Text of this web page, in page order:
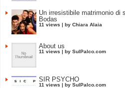
Un irresistibile matrimonio di
Bodas
11 views | by Chiara Alaia
About us
11 views | by SulPalco.com
SIR PSYCHO
11 views | by SulPalco.com